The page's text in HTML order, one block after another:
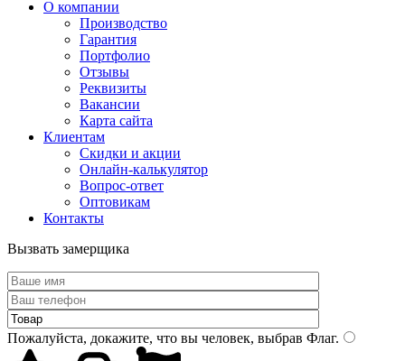
О компании
Производство
Гарантия
Портфолио
Отзывы
Реквизиты
Вакансии
Карта сайта
Клиентам
Скидки и акции
Онлайн-калькулятор
Вопрос-ответ
Оптовикам
Контакты
Вызвать замерщика
Пожалуйста, докажите, что вы человек, выбрав Флаг.